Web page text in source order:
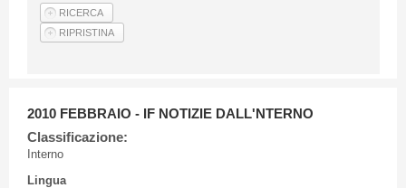
Articoli
2010 FEBBRAIO - IF NOTIZIE DALL'NTERNO
Classificazione:
Interno
Lingua